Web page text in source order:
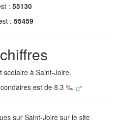
: 55130
: 55459
à Saint-Joire.
est de 8.3 %.
sur Saint-Joire sur le site